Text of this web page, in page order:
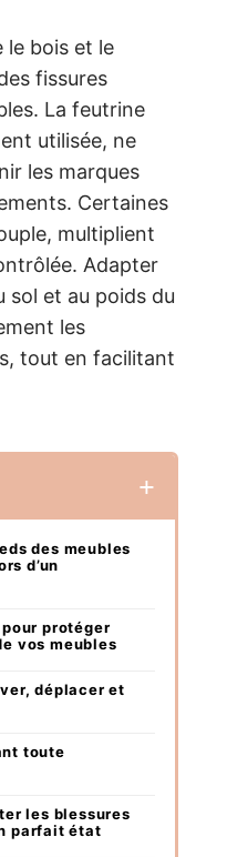
bois et le
fissures
La feutrine
utilisée, ne
les marques
Certaines
multiplient
Adapter
sol et au poids du
les
tout en facilitant
des meubles
d’un
protéger
vos meubles
déplacer et
toute
les blessures
parfait état